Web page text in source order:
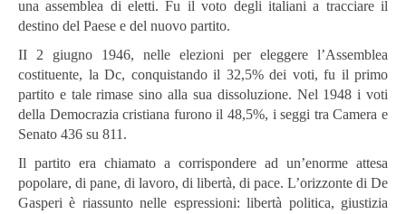
una assemblea di eletti. Fu il voto degli italiani a tracciare il
destino del Paese e del nuovo partito.
II 2 giugno 1946, nelle elezioni per eleggere l’Assemblea
costituente, la Dc, conquistando il 32,5% dei voti, fu il primo
partito e tale rimase sino alla sua dissoluzione. Nel 1948 i voti
della Democrazia cristiana furono il 48,5%, i seggi tra Camera e
Senato 436 su 811.
Il partito era chiamato a corrispondere ad un’enorme attesa
popolare, di pane, di lavoro, di libertà, di pace. L’orizzonte di De
Gasperi è riassunto nelle espressioni: libertà politica, giustizia